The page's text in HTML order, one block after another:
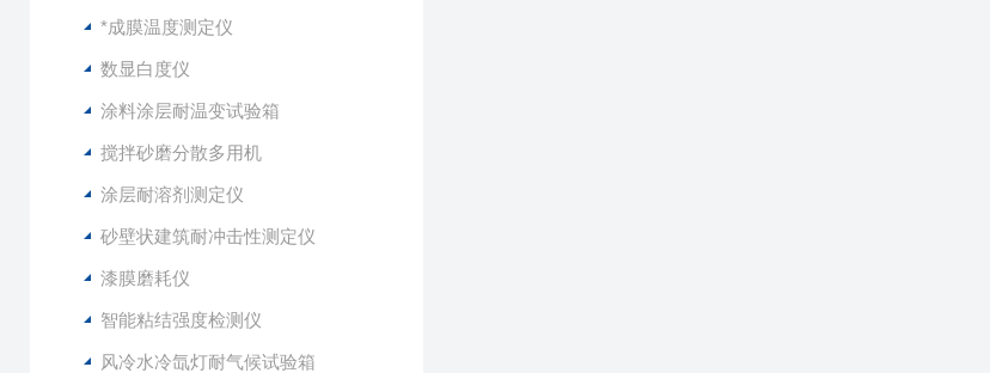
*成膜温度测定仪
数显白度仪
涂料涂层耐温变试验箱
搅拌砂磨分散多用机
涂层耐溶剂测定仪
砂壁状建筑耐冲击性测定仪
漆膜磨耗仪
智能粘结强度检测仪
风冷水冷氙灯耐气候试验箱